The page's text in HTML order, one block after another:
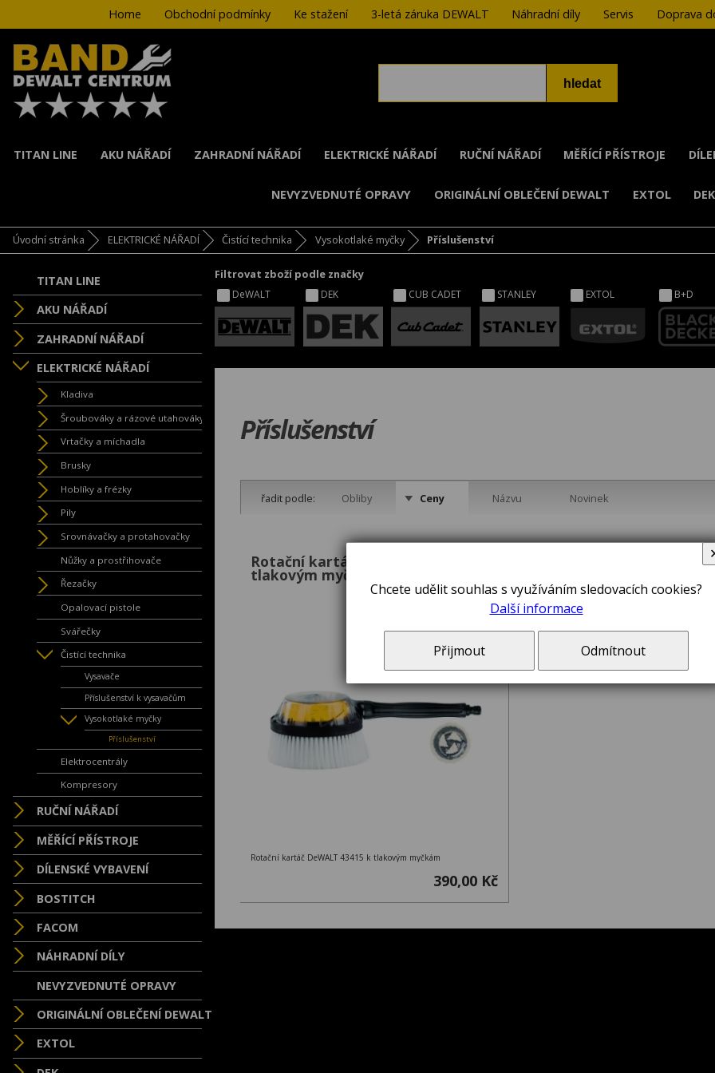
Home Obchodní podmínky Ke stažení 3-letá záruka DEWALT Náhradní díly Servis Doprava
TITAN LINE AKU NÁŘADÍ ZAHRADNÍ NÁŘADÍ ELEKTRICKÉ NÁŘADÍ RUČNÍ NÁŘADÍ MĚŘÍCÍ PŘÍSTROJE
NEVYZVEDNUTÉ OPRAVY ORIGINÁLNÍ OBLEČENÍ DEWALT EXTOL DEK
Úvodní stránka ELEKTRICKÉ NÁŘADÍ Čistící technika Vysokotlaké myčky Příslušenství
TITAN LINE
AKU NÁŘADÍ
ZAHRADNÍ NÁŘADÍ
ELEKTRICKÉ NÁŘADÍ
Kladiva
Šroubováky a rázové utahováky
Vrtačky a míchadla
Brusky
Hoblíky a frézky
Pily
Srovnávačky a protahovačky
Nůžky a prostřihovače
Řezačky
Opalovací pistole
Svářečky
Čistící technika
Vysavače
Příslušenství k vysavačům
Vysokotlaké myčky
Příslušenství
Elektrocentrály
Kompresory
RUČNÍ NÁŘADÍ
MĚŘÍCÍ PŘÍSTROJE
DÍLENSKÉ VYBAVENÍ
BOSTITCH
FACOM
NÁHRADNÍ DÍLY
NEVYZVEDNUTÉ OPRAVY
ORIGINÁLNÍ OBLEČENÍ DEWALT
EXTOL
Filtrovat zboží podle značky
DeWALT DEK CUB CADET STANLEY EXTOL B+D
Příslušenství
řadit podle: Obliby Ceny Názvu Novinek
Rotační kartáč DeWALT 43415 k
tlakovým myčkám
Rotační kartáč DeWALT 43415 k tlakovým myčkám
390,00 Kč
Chcete udělit souhlas s využíváním sledovacích cookies?
Další informace
Přijmout Odmítnout